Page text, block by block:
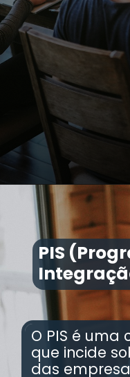
Opening https://
PIS
O PIS é uma
que incide
das